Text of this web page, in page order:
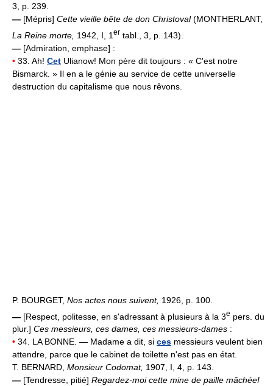
3, p. 239.
— [Mépris] Cette vieille bête de don Christoval(MONTHERLANT,
La Reine morte, 1942, I, 1 er tabl., 3, p. 143).
— [Admiration, emphase] :
• 33. Ah! Cet Ulianow! Mon père dit toujours : « C'est notre
Bismarck. » Il en a le génie au service de cette universelle
destruction du capitalisme que nous rêvons.
P. BOURGET, Nos actes nous suivent, 1926, p. 100.
— [Respect, politesse, en s'adressant à plusieurs à la 3e pers. du
plur.] Ces messieurs, ces dames, ces messieurs-dames :
• 34. LA BONNE. — Madame a dit, si ces messieurs veulent bien
attendre, parce que le cabinet de toilette n'est pas en état.
T. BERNARD, Monsieur Codomat, 1907, I, 4, p. 143.
— [Tendresse, pitié] Regardez-moi cette mine de paille mâchée!